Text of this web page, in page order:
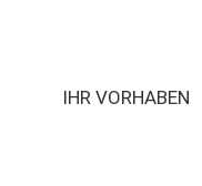
IHR VORHABEN